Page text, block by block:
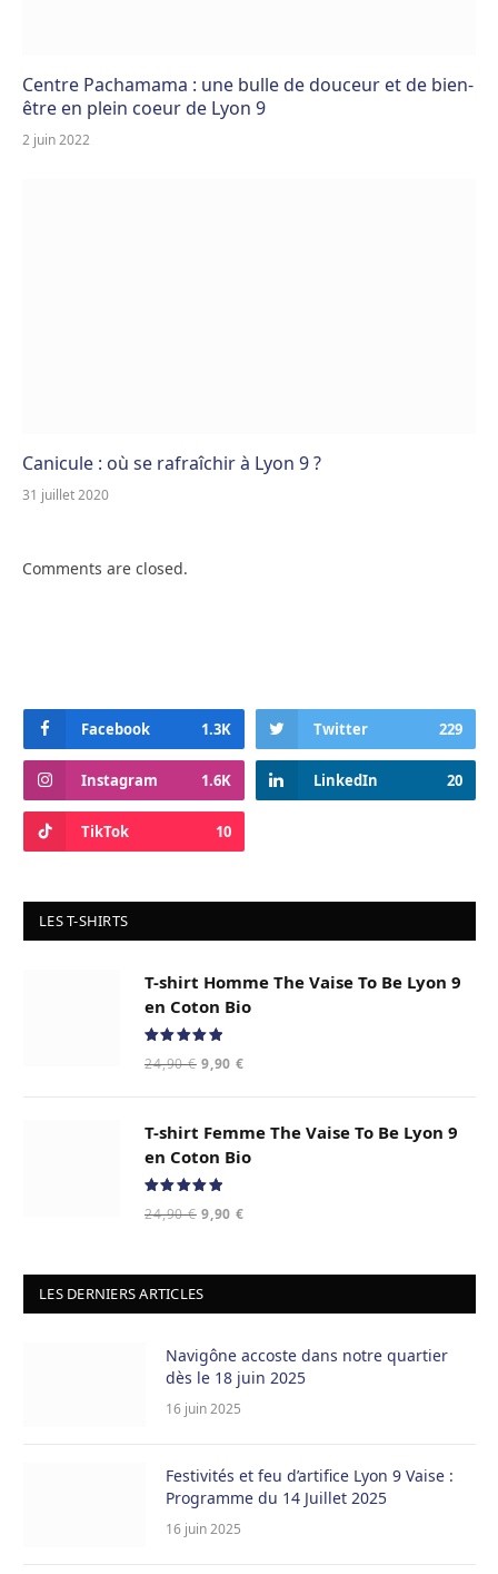
Centre Pachamama : une bulle de douceur et de bien-
être en plein coeur de Lyon 9
2 juin 2022
Canicule : où se rafraîchir à Lyon 9 ?
31 juillet 2020
Comments are closed.
Facebook 1.3K Twitter 229
Instagram 1.6K LinkedIn 20
TikTok 10
LES T-SHIRTS
T-shirt Homme The Vaise To Be Lyon 9
en Coton Bio
sur 5
24,90€ Le
était :
24,90 €.
9,90€Le
est :
9,90 €.
T-shirt Femme The Vaise To Be Lyon 9
en Coton Bio
sur 5
24,90€ Le
était :
24,90 €.
9,90€Le
est :
LES DERNIERS ARTICLES
Navigône accoste dans notre quartier
dès le 18 juin 2025
16 juin 2025
Festivités et feu d’artifice Lyon 9 Vaise :
Programme du 14 Juillet 2025
16 juin 2025